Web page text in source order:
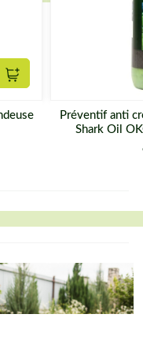
Ajouter au panier
Préventif anti
Shark Oil